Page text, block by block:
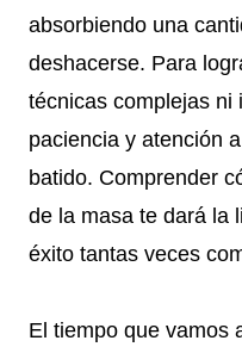
absorbiendo una
deshacerse. Para
técnicas complejas ni
paciencia y atención
batido. Comprender
de la masa te dará la
éxito tantas veces
El tiempo que vamos